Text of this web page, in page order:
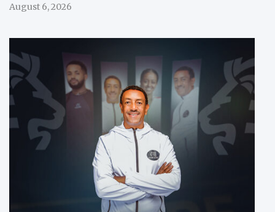
August 6, 2026